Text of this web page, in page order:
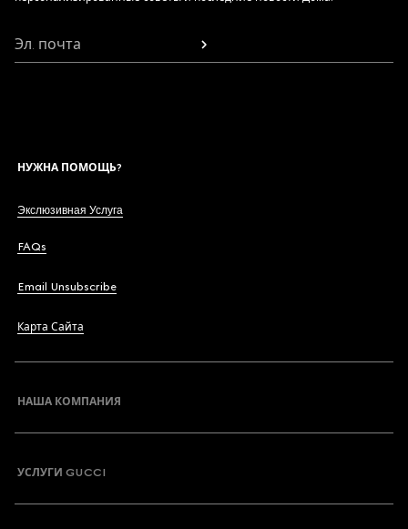
Эл. почта
НУЖНА ПОМОЩЬ?
Экслюзивная Услуга
FAQs
Email Unsubscribe
Карта Сайта
НАША КОМПАНИЯ
УСЛУГИ GUCCI